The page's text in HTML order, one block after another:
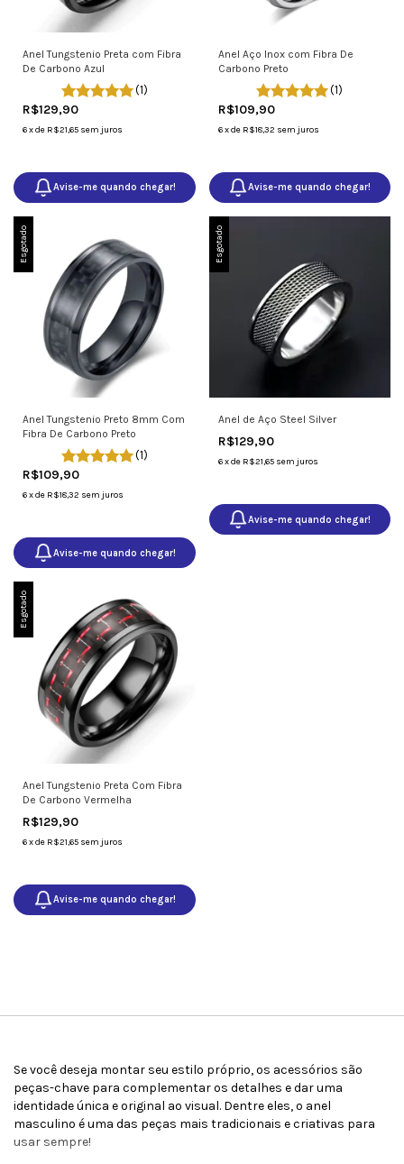
Anel Tungstenio Preta com Fibra
De Carbono Azul
(1)
R$129,90
6xde R$21,65 sem juros
Avise-me quando chegar!
Anel Aço Inox com Fibra De
Carbono Preto
(1)
R$109,90
6 xde R$18,32 sem juros
Avise-me quando chegar!
Esgotado
Anel Tungstenio Preto 8mm Com
Fibra De Carbono Preto
(1)
R$109,90
6xde R$18,32 sem juros
Avise-me quando chegar!
Esgotado
Anel de Aço Steel Silver
R$129,90
6 xde R$21,65 sem juros
Avise-me quando chegar!
Esgotado
Anel Tungstenio Preta Com Fibra
De Carbono Vermelha
R$129,90
6xde R$21,65 sem juros
Avise-me quando chegar!
Se você deseja montar seu estilo próprio, os acessórios são
peças-chave para complementar os detalhes e dar uma
identidade única e original ao visual. Dentre eles, o anel
masculino é uma das peças mais tradicionais e criativas para
usar sempre!